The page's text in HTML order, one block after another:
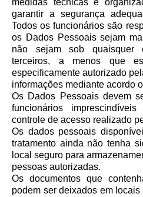
medidas técnicas e
garantir a segurança
Todos os funcionários são
os Dados Pessoais sejam
não sejam sob quaisquer
terceiros, a menos que
especificamente autorizado
informações mediante acordo
Os Dados Pessoais devem
funcionários
controle de acesso realizado
Os dados pessoais
tratamento ainda não tenha
local seguro para
pessoas autorizadas.
Os documentos que
podem ser deixados em